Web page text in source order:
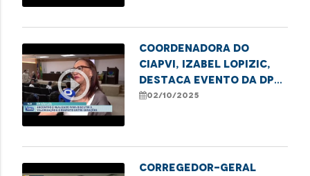
pessoa idosa
play_circle_outline
Coordenadora do
CIAPVI, Izabel Lopizic,
destaca evento da DPE
em alusão ao Dia da
02/10/2025
Corregedor-Geral